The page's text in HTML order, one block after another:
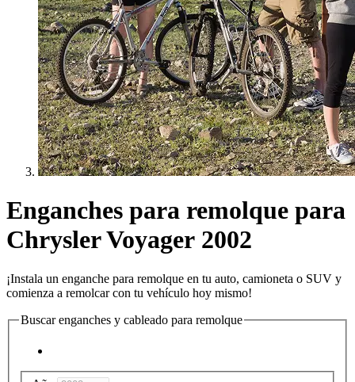
Enganches para remolque para
Chrysler Voyager 2002
¡Instala un enganche para remolque en tu auto, camioneta o SUV y
comienza a remolcar con tu vehículo hoy mismo!
Buscar enganches y cableado para remolque